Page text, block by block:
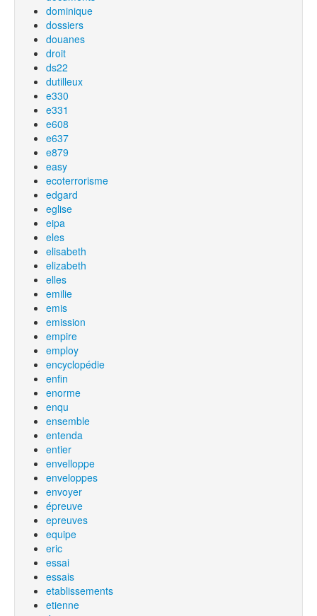
dominique
dossiers
douanes
droit
ds22
dutilleux
e330
e331
e608
e637
e879
easy
ecoterrorisme
edgard
eglise
eipa
eles
elisabeth
elizabeth
elles
emilie
emis
emission
empire
employ
encyclopédie
enfin
enorme
enqu
ensemble
entenda
entier
envelloppe
enveloppes
envoyer
épreuve
epreuves
equipe
eric
essai
essais
etablissements
etienne